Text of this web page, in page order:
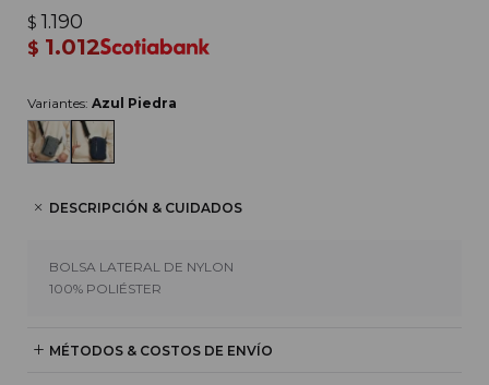
$ 1.190
$ 1.012
Variantes: Azul Piedra
DESCRIPCIÓN & CUIDADOS
BOLSA LATERAL DE NYLON
100% POLIÉSTER
MÉTODOS & COSTOS DE ENVÍO